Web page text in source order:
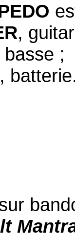
,
basse ;
,